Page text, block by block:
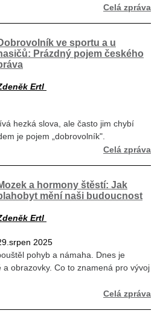
Celá zpráva
ve sportu a u
Prázdný pojem českého
Ertl
hezká slova, ale často jim chybí
je pojem „dobrovolník".
Celá zpráva
a hormony štěstí: Jak
mění naši budoucnost
Ertl
2025
pohyb a námaha. Dnes je
obrazovky. Co to znamená pro vývoj
Celá zpráva